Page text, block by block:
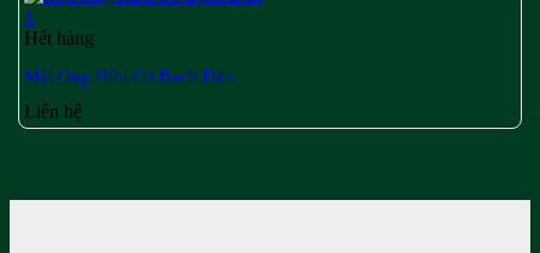
+
Hết hàng
Mật Ong Hữu Cơ Bạch Đàn
Liên hệ